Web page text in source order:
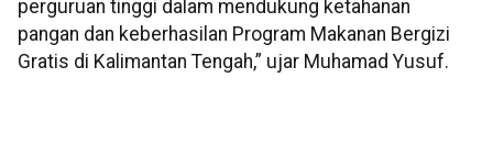
perguruan tinggi dalam mendukung ketahanan
pangan dan keberhasilan Program Makanan Bergizi
Gratis di Kalimantan Tengah,” ujar Muhamad Yusuf.